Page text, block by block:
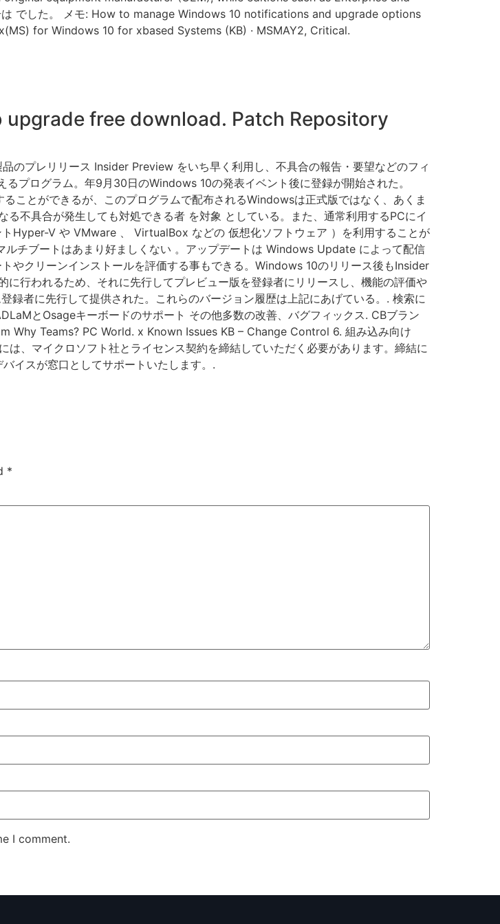
でした。 メモ: How to manage Windows 10 notifications and upgrade options
for Windows 10 for xbased Systems (KB) · MSMAY2, Critical.
free download. Patch Repository
プレリリース Insider Preview をいち早く利用し、不具合の報告・要望などのフィ
プログラム。年9月30日のWindows 10の発表イベント後に登録が開始された。
ことができるが、このプログラムで配布されるWindowsは正式版ではなく、あくま
不具合が発生しても対処できる者 を対象 としている。また、通常利用するPCにイ
Hyper-V や VMware 、 VirtualBox などの 仮想化ソフトウェア ）を利用することが
チブートはあまり好ましくない 。アップデートは Windows Update によって配信
やクリーンインストールを評価する事もできる。Windows 10のリリース後もInsider
行われるため、それに先行してプレビュー版を登録者にリリースし、機能の評価や
者に先行して提供された。これらのバージョン履歴は上記にあげている。. 検索に
とOsageキーボードのサポート その他多数の改善、バグフィックス. CBブラン
Why Teams? PC World. x Known Issues KB – Change Control 6. 組み込み向け
、マイクロソフト社とライセンス契約を締結していただく必要があります。締結に
イスが窓口としてサポートいたします。.
*
I comment.